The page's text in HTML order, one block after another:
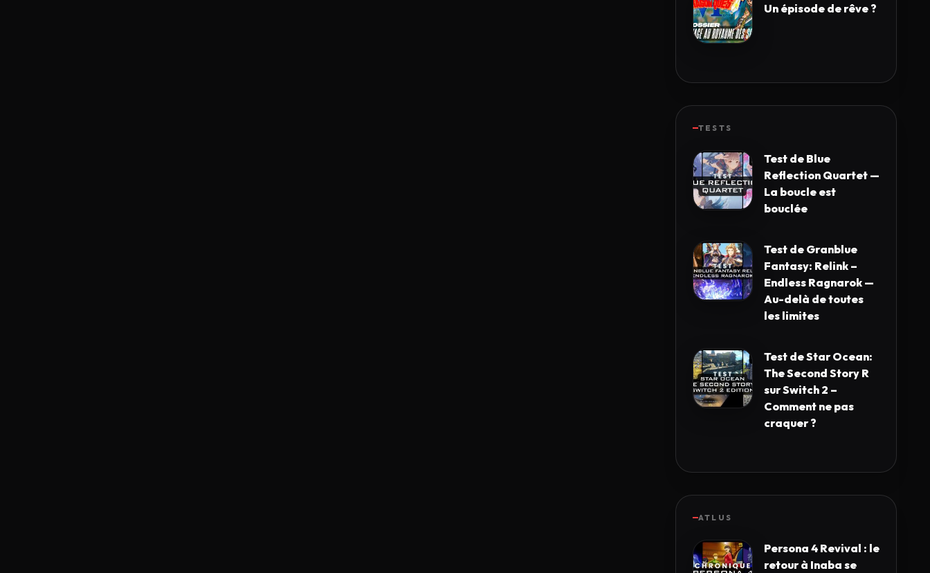
Un épisode de rêve ?
TESTS
Test de Blue
Reflection Quartet —
La boucle est
bouclée
Test de Granblue
Fantasy: Relink –
Endless Ragnarok —
Au-delà de toutes
les limites
Test de Star Ocean:
The Second Story R
sur Switch 2 –
Comment ne pas
craquer ?
ATLUS
Persona 4 Revival : le
retour à Inaba se